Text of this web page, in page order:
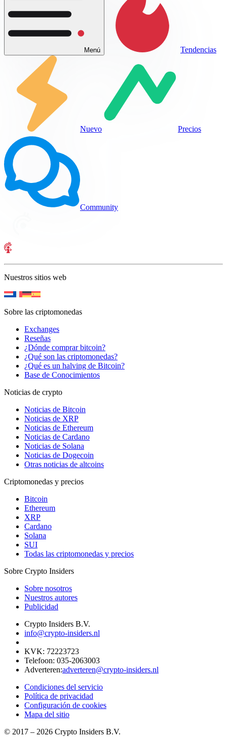
Menú Tendencias
Nuevo Precios
Community
Nuestros sitios web
Sobre las criptomonedas
Exchanges
Reseñas
¿Dónde comprar bitcoin?
¿Qué son las criptomonedas?
¿Qué es un halving de Bitcoin?
Base de Conocimientos
Noticias de crypto
Noticias de Bitcoin
Noticias de XRP
Noticias de Ethereum
Noticias de Cardano
Noticias de Solana
Noticias de Dogecoin
Otras noticias de altcoins
Criptomonedas y precios
Bitcoin
Ethereum
XRP
Cardano
Solana
SUI
Todas las criptomonedas y precios
Sobre Crypto Insiders
Sobre nosotros
Nuestros autores
Publicidad
Crypto Insiders B.V.
info@crypto-insiders.nl
KVK: 72223723
Telefoon: 035-2063003
Adverteren:adverteren@crypto-insiders.nl
Condiciones del servicio
Política de privacidad
Configuración de cookies
Mapa del sitio
© 2017 – 2026 Crypto Insiders B.V.